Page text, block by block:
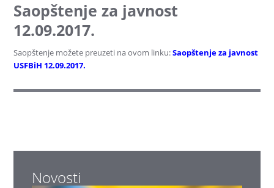
Saopštenje za javnost
12.09.2017.
Saopštenje možete preuzeti na ovom linku:Saopštenje za javnost
USFBiH 12.09.2017.
Novosti